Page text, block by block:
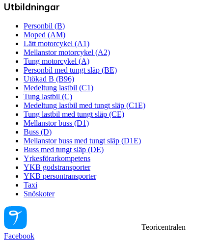
Utbildningar
Personbil (B)
Moped (AM)
Lätt motorcykel (A1)
Mellanstor motorcykel (A2)
Tung motorcykel (A)
Personbil med tungt släp (BE)
Utökad B (B96)
Medeltung lastbil (C1)
Tung lastbil (C)
Medeltung lastbil med tungt släp (C1E)
Tung lastbil med tungt släp (CE)
Mellanstor buss (D1)
Buss (D)
Mellanstor buss med tungt släp (D1E)
Buss med tungt släp (DE)
Yrkesförarkompetens
YKB godstransporter
YKB persontransporter
Taxi
Snöskoter
Teoricentralen
Facebook